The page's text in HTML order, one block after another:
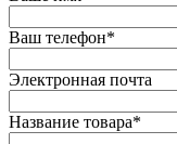
Ваш телефон*
Электронная почта
Название товара*